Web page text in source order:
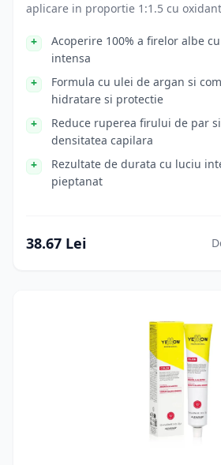
aplicare in proportie 1:1.5 cu
Acoperire 100% a firelor albe
intensa
Formula cu ulei de argan si
hidratare si protectie
Reduce ruperea firului de par
densitatea capilara
Rezultate de durata cu luciu
pieptanat
38.67 Lei